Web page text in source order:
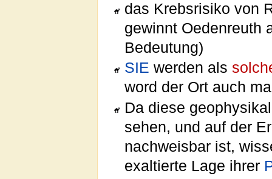
das Krebsrisiko von
gewinnt Oedenreuth
Bedeutung)
SIE werden als
word der Ort auch
Da diese
sehen, und auf der
nachweisbar ist,
exaltierte Lage ihrer